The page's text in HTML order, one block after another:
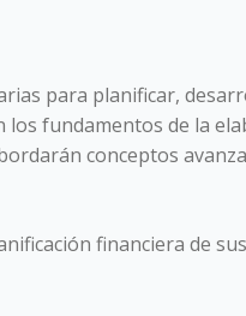
para planificar,
fundamentos de la
conceptos
financiera de